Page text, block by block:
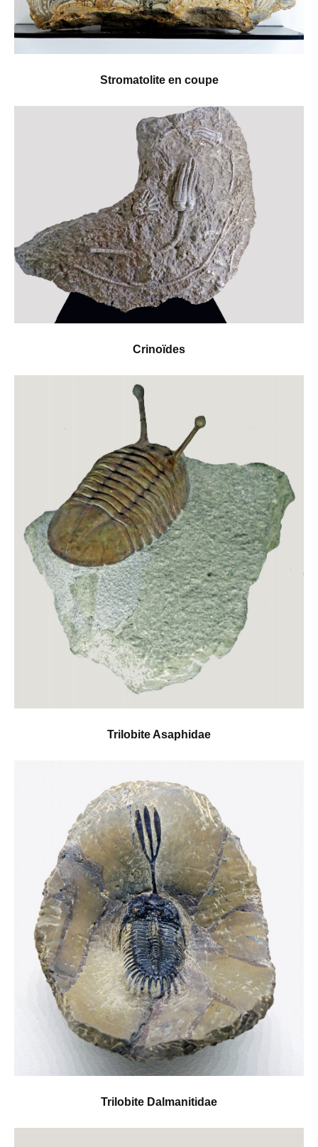
Stromatolite en coupe
Crinoïdes
Trilobite Asaphidae
Trilobite Dalmanitidae